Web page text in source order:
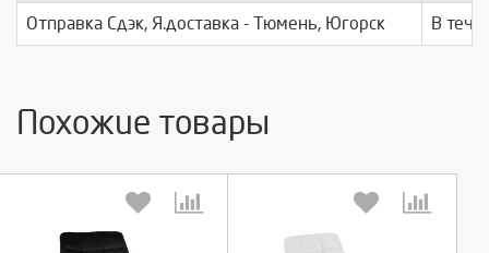
Отправка Сдэк, Я.доставка - Тюмень, Югорск В
Похожие товары